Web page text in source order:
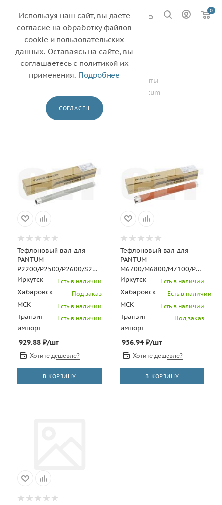
0
Pantum 3
Главная — Каталог —
Термопленки, валы фьюзера, термоэлементы —
Pantum
Тефлоновый вал для
PANTUM
P2200/P2500/P2600/S2000/M6200/M6600/MS6000
(CET), CET181020
Иркутск Есть в наличии
Хабаровск Под заказ
МСК Есть в наличии
Транзит
импорт
Есть в наличии
929.88 ₽/шт
Хотите дешевле?
В КОРЗИНУ
Тефлоновый вал для
PANTUM
M6700/M6800/M7100/P3300/
(CET), CET181019
Иркутск Есть в наличии
Хабаровск Есть в наличии
МСК Есть в наличии
Транзит
импорт
Под заказ
956.94₽/шт
Хотите дешевле?
В КОРЗИНУ
Используя наш сайт, вы даете
согласие на обработку файлов
cookie и пользовательских
данных. Оставаясь на сайте, вы
соглашаетесь с политикой их
применения. Подробнее
СОГЛАСЕН